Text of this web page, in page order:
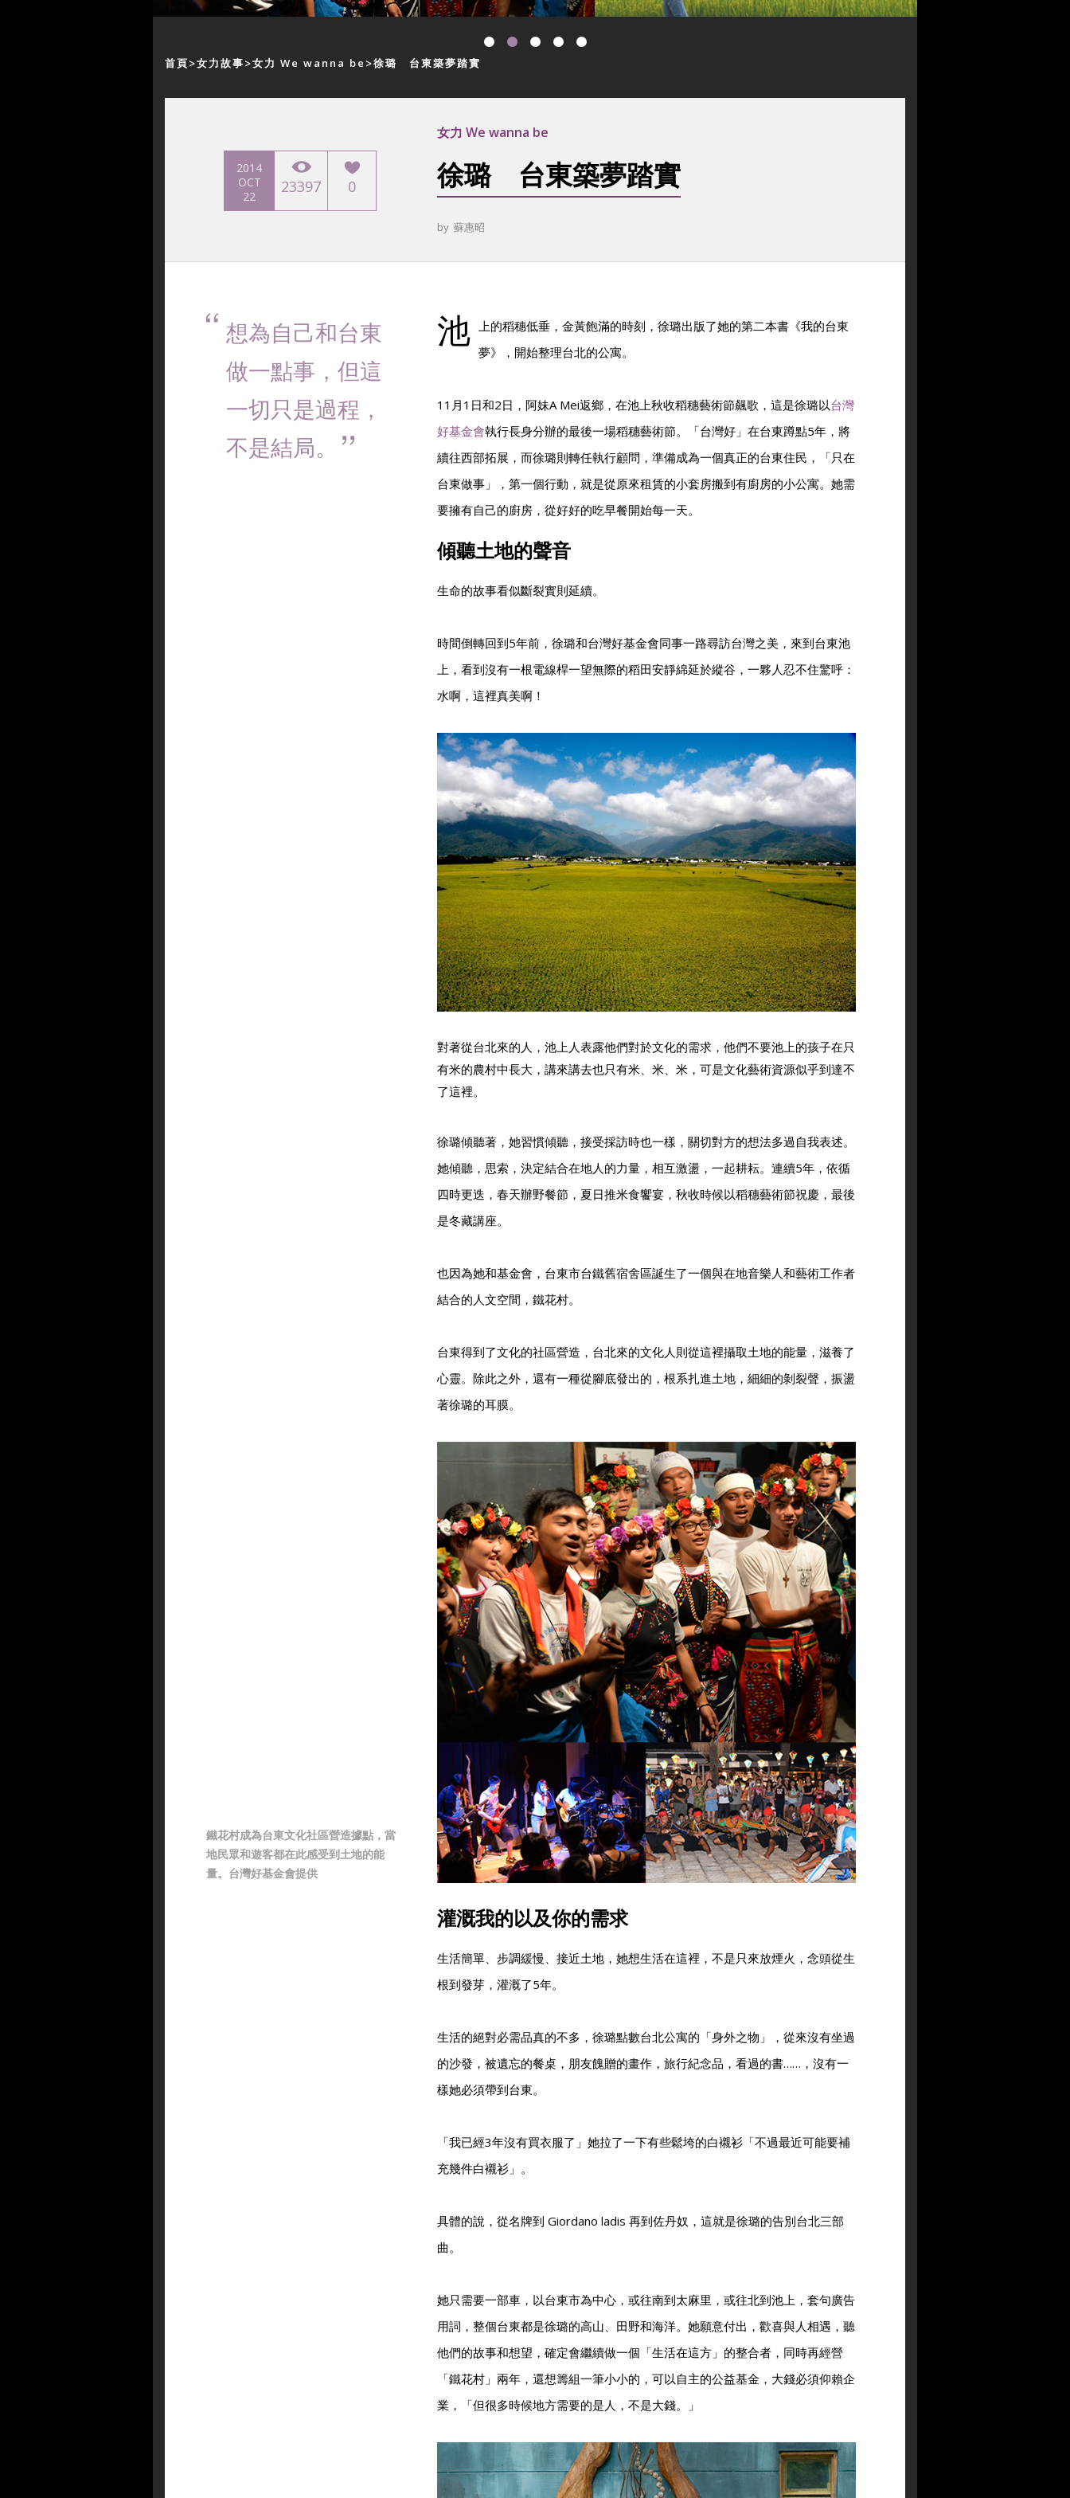
首頁 女力故事 女力 We wanna be 徐璐 台東築夢踏實
2014
OCT
22
23397 0
女力 We wanna be
徐璐 台東築夢踏實
by 蘇惠昭
想為自己和台東
做一點事，但這
一切只是過程，
不是結局。
池
上的稻穗低垂，金黃飽滿的時刻，徐璐出版了她的第二本書《我的台東
夢》，開始整理台北的公寓。
11月1日和2日，阿妹A Mei返鄉，在池上秋收稻穗藝術節飆歌，這是徐璐以台灣
好基金會執行長身分辦的最後一場稻穗藝術節。「台灣好」在台東蹲點5年，將
續往西部拓展，而徐璐則轉任執行顧問，準備成為一個真正的台東住民，「只在
台東做事」，第一個行動，就是從原來租賃的小套房搬到有廚房的小公寓。她需
要擁有自己的廚房，從好好的吃早餐開始每一天。
傾聽土地的聲音
生命的故事看似斷裂實則延續。
時間倒轉回到5年前，徐璐和台灣好基金會同事一路尋訪台灣之美，來到台東池
上，看到沒有一根電線桿一望無際的稻田安靜綿延於縱谷，一夥人忍不住驚呼：
水啊，這裡真美啊！
對著從台北來的人，池上人表露他們對於文化的需求，他們不要池上的孩子在只
有米的農村中長大，講來講去也只有米、米、米，可是文化藝術資源似乎到達不
了這裡。
徐璐傾聽著，她習慣傾聽，接受採訪時也一樣，關切對方的想法多過自我表述。
她傾聽，思索，決定結合在地人的力量，相互激盪，一起耕耘。連續5年，依循
四時更迭，春天辦野餐節，夏日推米食饗宴，秋收時候以稻穗藝術節祝慶，最後
是冬藏講座。
也因為她和基金會，台東市台鐵舊宿舍區誕生了一個與在地音樂人和藝術工作者
結合的人文空間，鐵花村。
台東得到了文化的社區營造，台北來的文化人則從這裡攝取土地的能量，滋養了
心靈。除此之外，還有一種從腳底發出的，根系扎進土地，細細的剝裂聲，振盪
著徐璐的耳膜。
鐵花村成為台東文化社區營造據點，當
地民眾和遊客都在此感受到土地的能
量。台灣好基金會提供
灌溉我的以及你的需求
生活簡單、步調緩慢、接近土地，她想生活在這裡，不是只來放煙火，念頭從生
根到發芽，灌溉了5年。
生活的絕對必需品真的不多，徐璐點數台北公寓的「身外之物」，從來沒有坐過
的沙發，被遺忘的餐桌，朋友餽贈的畫作，旅行紀念品，看過的書……，沒有一
樣她必須帶到台東。
「我已經3年沒有買衣服了」她拉了一下有些鬆垮的白襯衫「不過最近可能要補
充幾件白襯衫」。
具體的說，從名牌到 Giordano ladis 再到佐丹奴，這就是徐璐的告別台北三部
曲。
她只需要一部車，以台東市為中心，或往南到太麻里，或往北到池上，套句廣告
用詞，整個台東都是徐璐的高山、田野和海洋。她願意付出，歡喜與人相遇，聽
他們的故事和想望，確定會繼續做一個「生活在這方」的整合者，同時再經營
「鐵花村」兩年，還想籌組一筆小小的，可以自主的公益基金，大錢必須仰賴企
業，「但很多時候地方需要的是人，不是大錢。」